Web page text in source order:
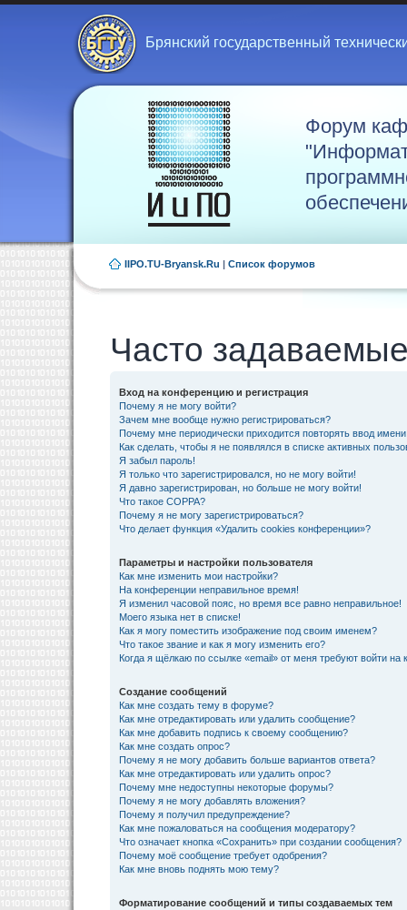
Брянский государственный
Форум
IIPO.TU-Bryansk.Ru | Список форумов
Часто
Вход на конференцию и регистрация
Почему я не могу войти?
Зачем мне вообще нужно регистрироваться?
Почему мне периодически приходится повторять ввод
Как сделать, чтобы я не появлялся в списке активных
Я забыл пароль!
Я только что зарегистрировался, но не могу войти!
Я давно зарегистрирован, но больше не могу войти!
Что такое COPPA?
Почему я не могу зарегистрироваться?
Что делает функция «Удалить cookies конференции»?
Параметры и настройки пользователя
Как мне изменить мои настройки?
На конференции неправильное время!
Я изменил часовой пояс, но время все равно неправильное!
Моего языка нет в списке!
Как я могу поместить изображение под своим именем?
Что такое звание и как я могу изменить его?
Когда я щёлкаю по ссылке «email» от меня требуют войти на
Создание сообщений
Как мне создать тему в форуме?
Как мне отредактировать или удалить сообщение?
Как мне добавить подпись к своему сообщению?
Как мне создать опрос?
Почему я не могу добавить больше вариантов ответа?
Как мне отредактировать или удалить опрос?
Почему мне недоступны некоторые форумы?
Почему я не могу добавлять вложения?
Почему я получил предупреждение?
Как мне пожаловаться на сообщения модератору?
Что означает кнопка «Сохранить» при создании сообщения?
Почему моё сообщение требует одобрения?
Как мне вновь поднять мою тему?
Форматирование сообщений и типы создаваемых тем